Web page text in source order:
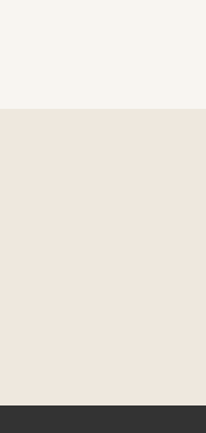
o Art. 70 da Lei nº